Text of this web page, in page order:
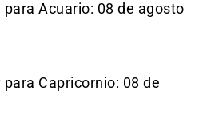
para Acuario: 08 de agosto
Capricornio: 08 de